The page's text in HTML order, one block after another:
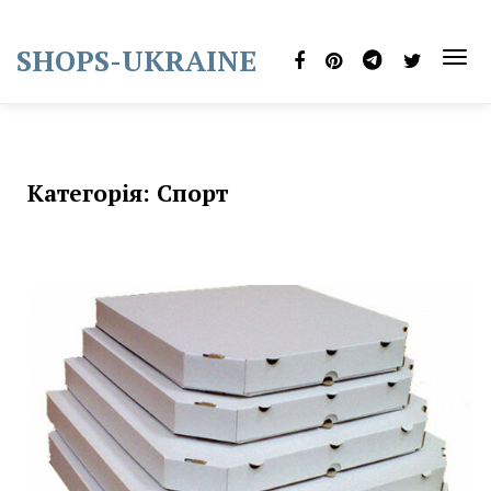
content
SHOPS-UKRAINE
Категорія: Спорт